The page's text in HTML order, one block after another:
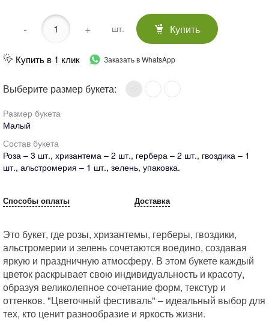
- + шт. Купить
Купить в 1 клик Заказать в WhatsApp
Выберите размер букета:
Размер букета
Малый
Состав букета
Роза – 3 шт., хризантема – 2 шт., гербера – 2 шт., гвоздика – 1
шт., альстромерия – 1 шт., зелень, упаковка.
Способы оплаты Доставка
Это букет, где розы, хризантемы, герберы, гвоздики,
альстромерии и зелень сочетаются воедино, создавая
яркую и праздничную атмосферу. В этом букете каждый
цветок раскрывает свою индивидуальность и красоту,
образуя великолепное сочетание форм, текстур и
оттенков. "Цветочный фестиваль" – идеальный выбор для
тех, кто ценит разнообразие и яркость жизни.